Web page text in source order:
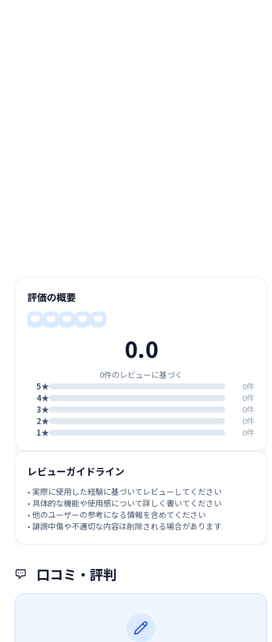
口コミ・評判
評価の概要
0.0
0件のレビューに基づく
5★
0件
4★
0件
3★
0件
2★
0件
1★
0件
レビューガイドライン
• 実際に使用した経験に基づいてレビューしてください
• 具体的な機能や使用感について詳しく書いてください
• 他のユーザーの参考になる情報を含めてください
• 誹謗中傷や不適切な内容は削除される場合があります